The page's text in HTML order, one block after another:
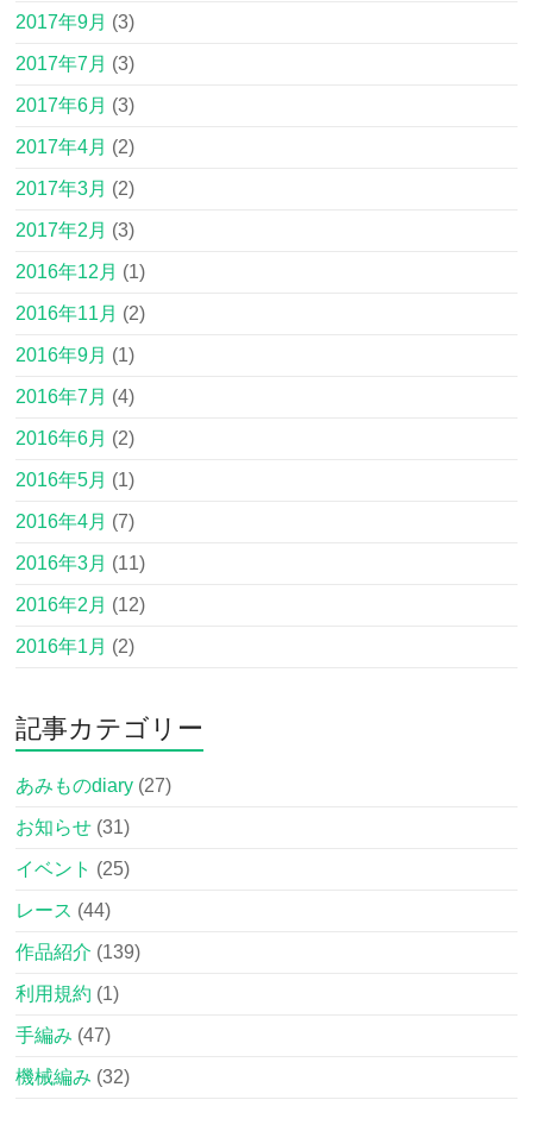
2017年9月 (3)
2017年7月 (3)
2017年6月 (3)
2017年4月 (2)
2017年3月 (2)
2017年2月 (3)
2016年12月 (1)
2016年11月 (2)
2016年9月 (1)
2016年7月 (4)
2016年6月 (2)
2016年5月 (1)
2016年4月 (7)
2016年3月 (11)
2016年2月 (12)
2016年1月 (2)
記事カテゴリー
あみものdiary (27)
お知らせ (31)
イベント (25)
レース (44)
作品紹介 (139)
利用規約 (1)
手編み (47)
機械編み (32)